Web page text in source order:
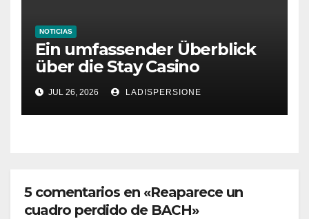
NOTICIAS
Ein umfassender Überblick
über die Stay Casino
Bonusbedingungen
JUL 26, 2026 LADISPERSIONE
5 comentarios en «Reaparece un
cuadro perdido de BACH»